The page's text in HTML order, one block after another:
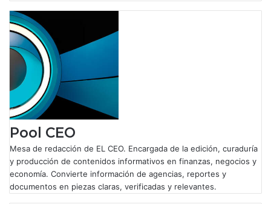
b
o
o
k
d
I
n
A
p
p
a
m
Pool CEO
Mesa de redacción de EL CEO. Encargada de la edición, curaduría
y producción de contenidos informativos en finanzas, negocios y
economía. Convierte información de agencias, reportes y
documentos en piezas claras, verificadas y relevantes.